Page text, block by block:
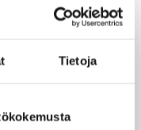
Tietoja
näyttö (HDMI),